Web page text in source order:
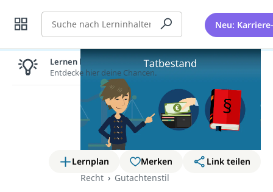
Suche Neu:
Lernplan Merken
Link teilen
Recht
Gutachtenstil
Lernen lohnt sich!
Entdecke hier deine Chancen.